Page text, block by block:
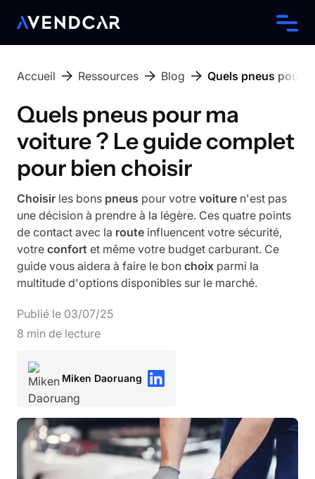
Accueil Ressources Blog Quels pneus pour
Quels pneus pour ma
voiture ? Le guide complet
pour bien choisir
Choisir les bons pneus pour votre voiture n'est pas
une décision à prendre à la légère. Ces quatre points
de contact avec la route influencent votre sécurité,
votre confort et même votre budget carburant. Ce
guide vous aidera à faire le bon choix parmi la
multitude d'options disponibles sur le marché.
Publié le 03/07/25
8 min de lecture
Miken Daoruang